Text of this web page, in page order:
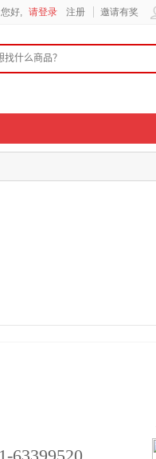
您好, 请登录 注册 邀请有奖